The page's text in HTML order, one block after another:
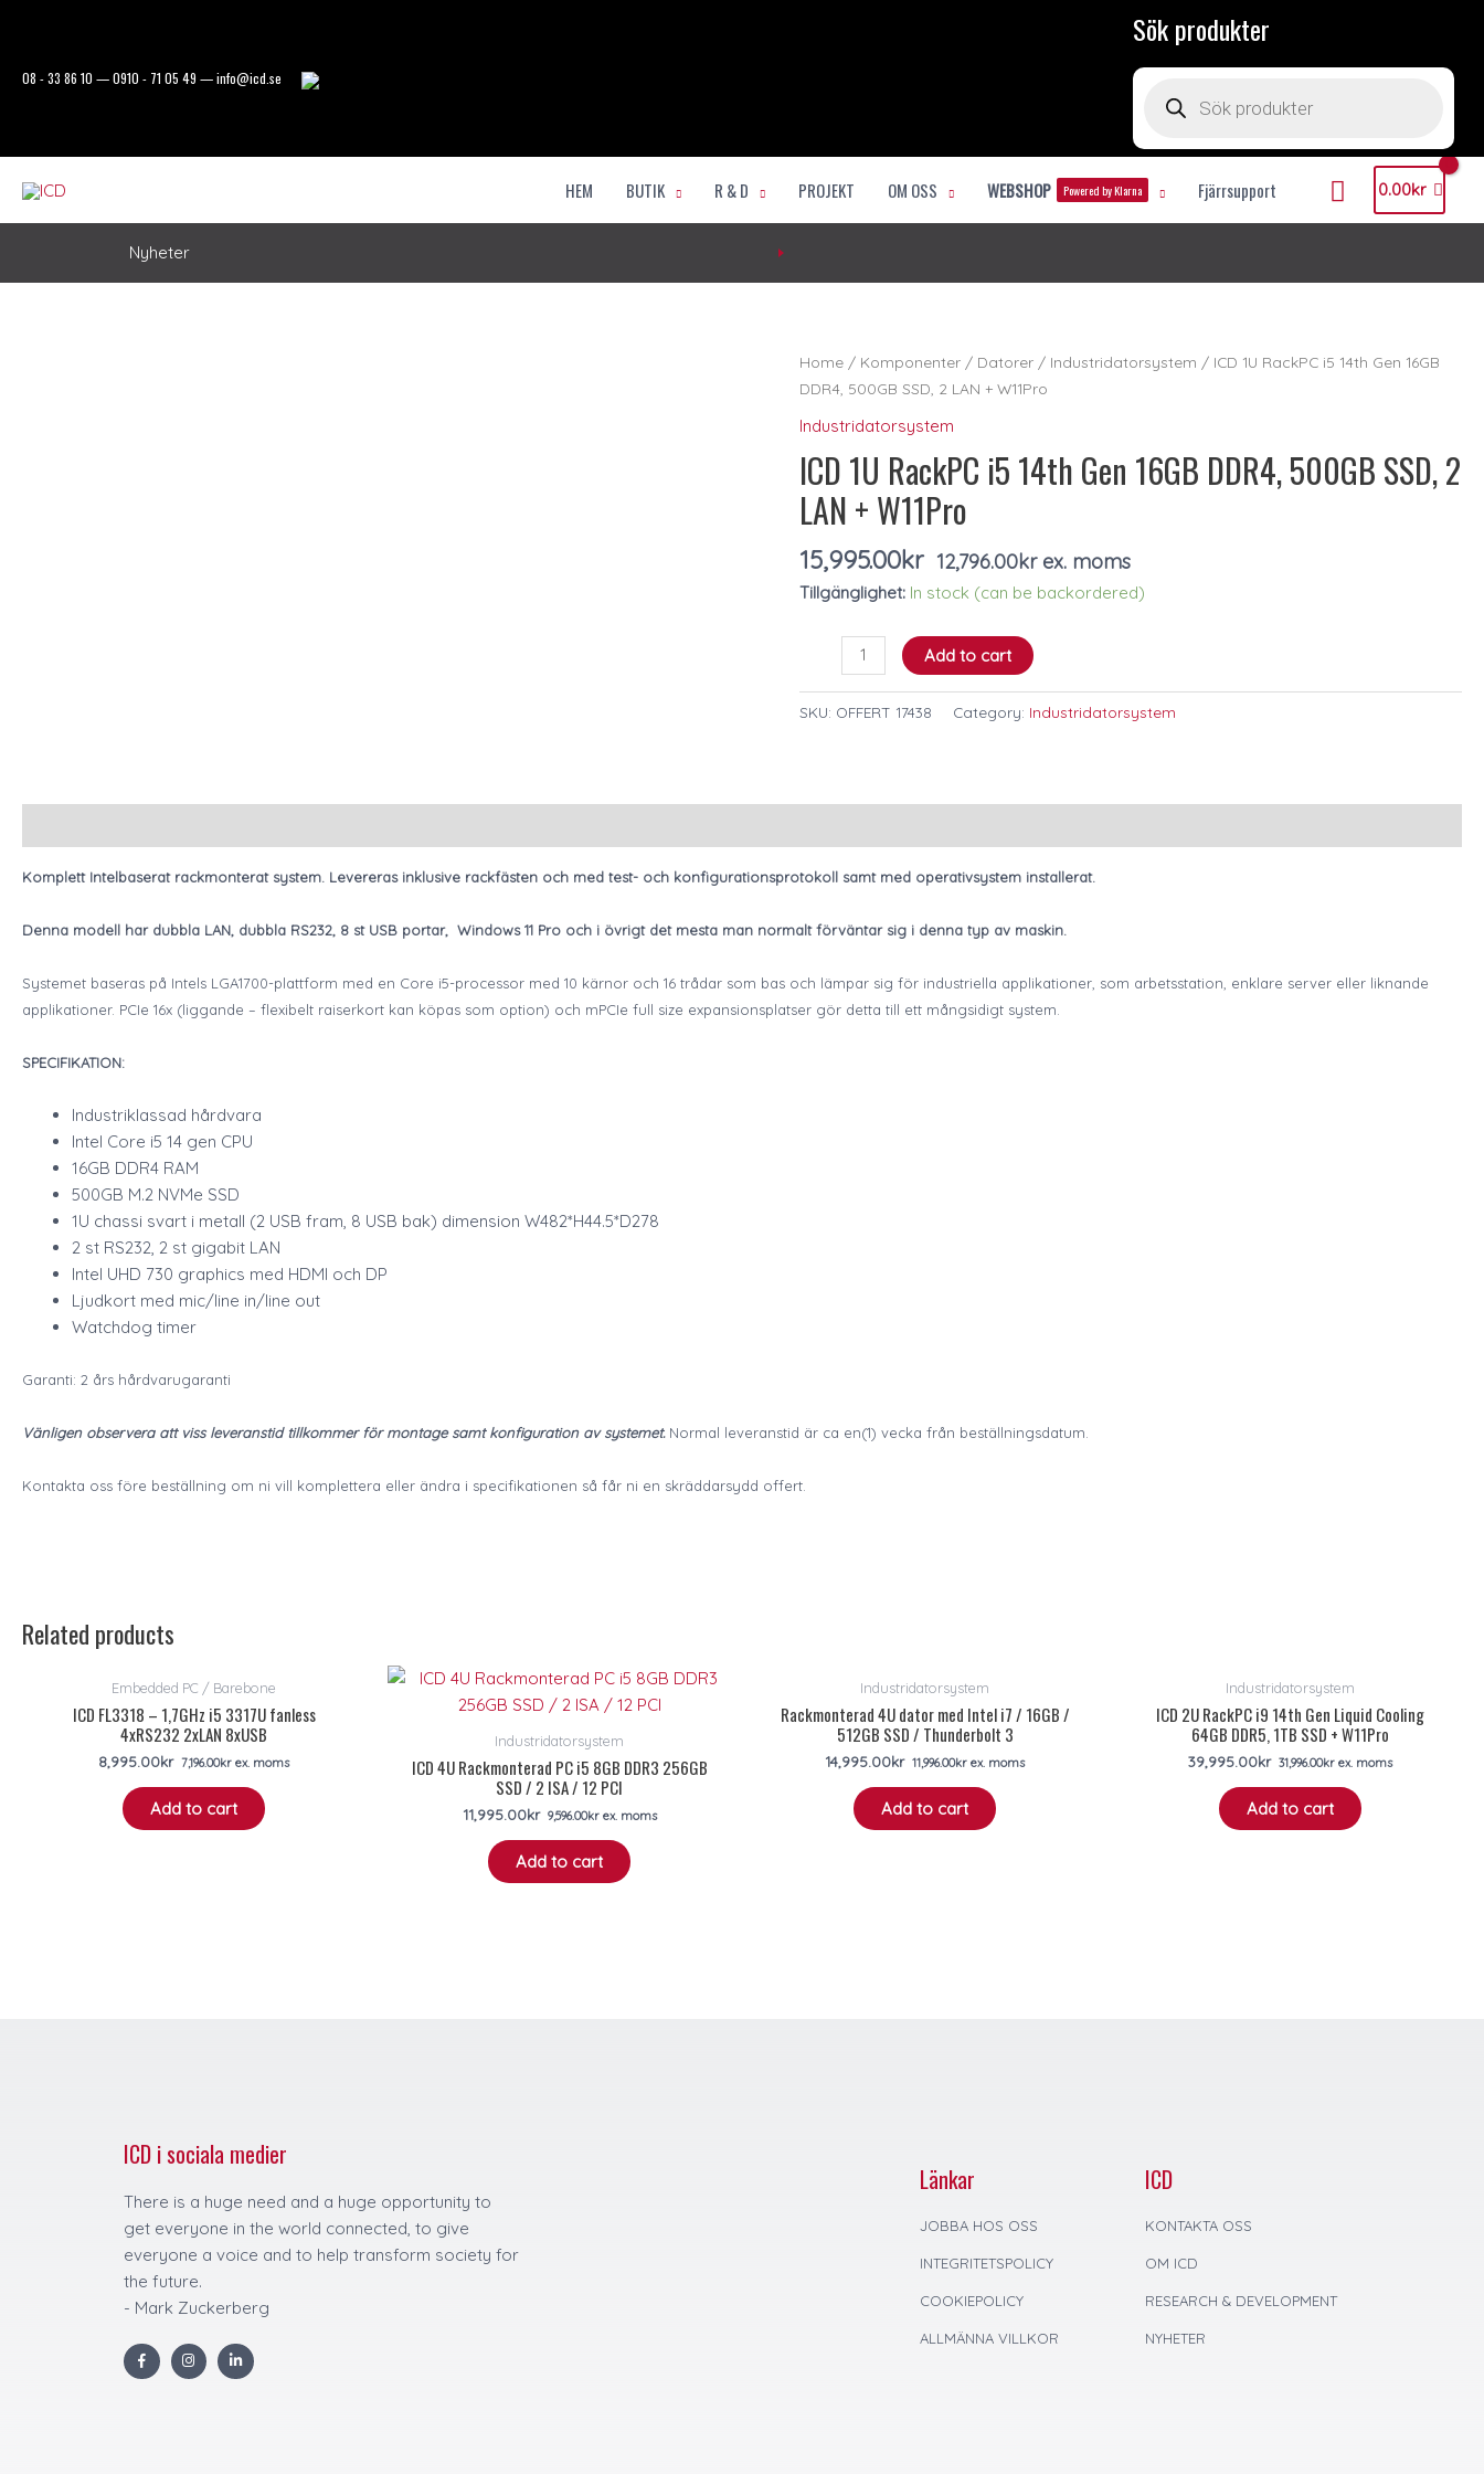
08 - 33 86 10 —0910 - 71 05 49 —info@icd.se
Sök produkter
Products
HEM BUTIK R & D PROJEKT OM OSS WEBSHOP Powered by Klarna Fjärrsupport
Mitt
Konto
0.00kr
Nyheter
Home / Komponenter / Datorer / Industridatorsystem / ICD 1U RackPC i5 14th Gen 16GB
DDR4, 500GB SSD, 2 LAN + W11Pro
Industridatorsystem
ICD 1U RackPC i5 14th Gen 16GB DDR4, 500GB SSD, 2
LAN + W11Pro
15,995.00kr 12,796.00krex. moms
Tillgänglighet: In stock (can be backordered)
ICD
1U
14th
Gen
16GB
DDR4,
500GB
SSD,
W11Pro
Add to cart
SKU: OFFERT 17438 Category: Industridatorsystem
Komplett Intelbaserat rackmonterat system. Levereras inklusive rackfästen och med test- och konfigurationsprotokoll samt med operativsystem installerat.
Denna modell har dubbla LAN, dubbla RS232, 8 st USB portar, Windows 11 Pro och i övrigt det mesta man normalt förväntar sig i denna typ av maskin.
Systemet baseras på Intels LGA1700-plattform med en Core i5-processor med 10 kärnor och 16 trådar som bas och lämpar sig för industriella applikationer, som arbetsstation, enklare server eller liknande
applikationer. PCIe 16x (liggande – flexibelt raiserkort kan köpas som option) och mPCIe full size expansionsplatser gör detta till ett mångsidigt system.
SPECIFIKATION:
Industriklassad hårdvara
Intel Core i5 14 gen CPU
16GB DDR4 RAM
500GB M.2 NVMe SSD
1U chassi svart i metall (2 USB fram, 8 USB bak) dimension W482*H44.5*D278
2 st RS232, 2 st gigabit LAN
Intel UHD 730 graphics med HDMI och DP
Ljudkort med mic/line in/line out
Watchdog timer
Garanti: 2 års hårdvarugaranti
Vänligen observera att viss leveranstid tillkommer för montage samt konfiguration av systemet.Normal leveranstid är ca en(1) vecka från beställningsdatum.
Kontakta oss före beställning om ni vill komplettera eller ändra i specifikationen så får ni en skräddarsydd offert.
Related products
Embedded PC / Barebone
ICD FL3318 – 1,7GHz i5 3317U fanless
4xRS232 2xLAN 8xUSB
8,995.00kr 7,196.00kr ex. moms
Add to cart
Industridatorsystem
ICD 4U Rackmonterad PC i5 8GB DDR3 256GB
SSD / 2 ISA / 12 PCI
11,995.00kr 9,596.00krex. moms
Add to cart
Industridatorsystem
Rackmonterad 4U dator med Intel i7 / 16GB /
512GB SSD / Thunderbolt 3
14,995.00kr 11,996.00kr ex. moms
Add to cart
Industridatorsystem
ICD 2U RackPC i9 14th Gen Liquid Cooling
64GB DDR5, 1TB SSD + W11Pro
39,995.00kr 31,996.00kr ex. moms
Add to cart
ICD i sociala medier
There is a huge need and a huge opportunity to
get everyone in the world connected, to give
everyone a voice and to help transform society for
the future.
- Mark Zuckerberg
F
a
c
I
n
s
L
i
n
Länkar
JOBBA HOS OSS
INTEGRITETSPOLICY
COOKIEPOLICY
ALLMÄNNA VILLKOR
ICD
KONTAKTA OSS
OM ICD
RESEARCH & DEVELOPMENT
NYHETER